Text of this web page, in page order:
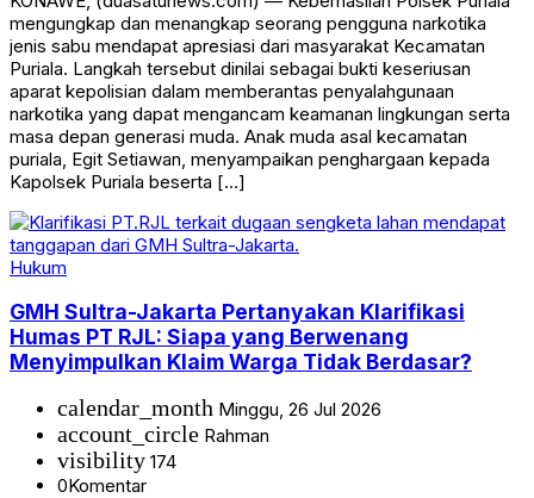
mengungkap dan menangkap seorang pengguna narkotika
jenis sabu mendapat apresiasi dari masyarakat Kecamatan
Puriala. Langkah tersebut dinilai sebagai bukti keseriusan
aparat kepolisian dalam memberantas penyalahgunaan
narkotika yang dapat mengancam keamanan lingkungan serta
masa depan generasi muda. Anak muda asal kecamatan
puriala, Egit Setiawan, menyampaikan penghargaan kepada
Kapolsek Puriala beserta […]
Hukum
GMH Sultra-Jakarta Pertanyakan Klarifikasi
Humas PT RJL: Siapa yang Berwenang
Menyimpulkan Klaim Warga Tidak Berdasar?
calendar_month Minggu, 26 Jul 2026
account_circle Rahman
visibility 174
0Komentar